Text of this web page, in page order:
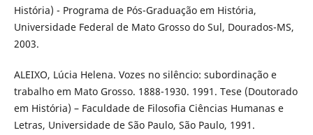
História) - Programa de Pós-Graduação em História,
Universidade Federal de Mato Grosso do Sul, Dourados-MS,
2003.
ALEIXO, Lúcia Helena. Vozes no silêncio: subordinação e
trabalho em Mato Grosso. 1888-1930. 1991. Tese (Doutorado
em História) – Faculdade de Filosofia Ciências Humanas e
Letras, Universidade de São Paulo, São Paulo, 1991.